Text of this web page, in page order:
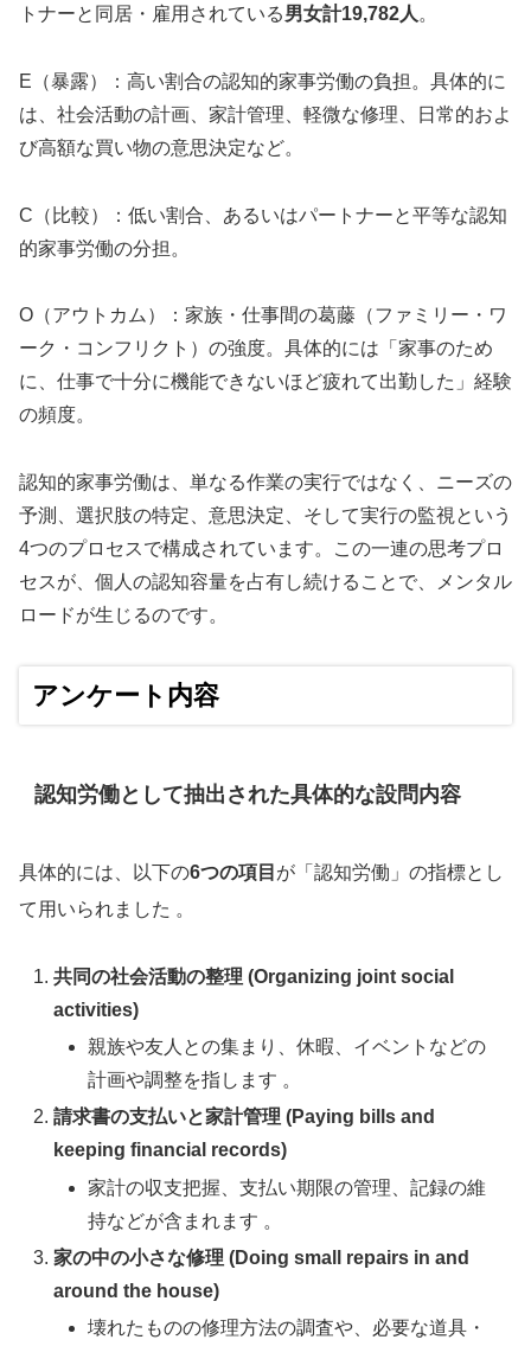
トナーと同居・雇用されている男女計19,782人 。
E（暴露）：高い割合の認知的家事労働の負担。具体的に
は、社会活動の計画、家計管理、軽微な修理、日常的およ
び高額な買い物の意思決定など。
C（比較）：低い割合、あるいはパートナーと平等な認知
的家事労働の分担。
O（アウトカム）：家族・仕事間の葛藤（ファミリー・ワ
ーク・コンフリクト）の強度。具体的には「家事のため
に、仕事で十分に機能できないほど疲れて出勤した」経験
の頻度。
認知的家事労働は、単なる作業の実行ではなく、ニーズの
予測、選択肢の特定、意思決定、そして実行の監視という
4つのプロセスで構成されています。この一連の思考プロ
セスが、個人の認知容量を占有し続けることで、メンタル
ロードが生じるのです。
アンケート内容
認知労働として抽出された具体的な設問内容
具体的には、以下の6つの項目 が「認知労働」の指標とし
て用いられました 。
共同の社会活動の整理 (Organizing joint social
activities)
親族や友人との集まり、休暇、イベントなどの
計画や調整を指します 。
請求書の支払いと家計管理 (Paying bills and
keeping financial records)
家計の収支把握、支払い期限の管理、記録の維
持などが含まれます 。
家の中の小さな修理 (Doing small repairs in and
around the house)
壊れたものの修理方法の調査や、必要な道具・